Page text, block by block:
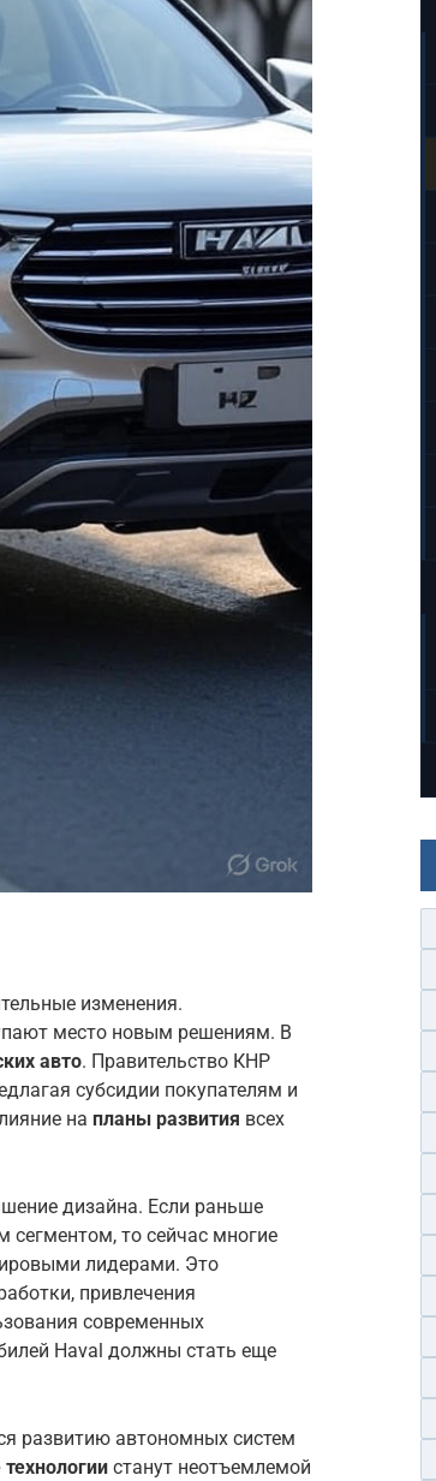
изменения.
место новым решениям. В
авто. Правительство КНР
субсидии покупателям и
на планы развития всех
дизайна. Если раньше
то сейчас многие
лидерами. Это
привлечения
современных
Haval должны стать еще
развитию автономных систем
станут неотъемлемой